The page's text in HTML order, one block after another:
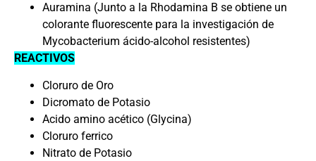
Auramina (Junto a la Rhodamina B se obtiene un
colorante fluorescente para la investigación de
Mycobacterium ácido-alcohol resistentes)
REACTIVOS
Cloruro de Oro
Dicromato de Potasio
Acido amino acético (Glycina)
Cloruro ferrico
Nitrato de Potasio